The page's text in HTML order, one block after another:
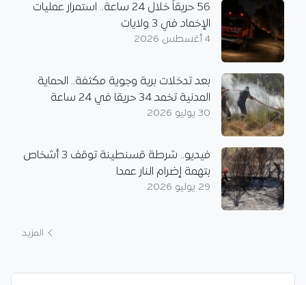
56 حريقاً خلال 24 ساعة.. استمرار عمليات
الإخماد في 3 ولايات
4 أغسطس 2026
بعد تدخلات برية وجوية مكثفة.. الحماية
المدنية تخمد 34 حريقا في 24 ساعة
30 يوليو 2026
فيديو.. شرطة قسنطينة توقف 3 أشخاص
بتهمة إضرام النار عمدا
29 يوليو 2026
المزيد